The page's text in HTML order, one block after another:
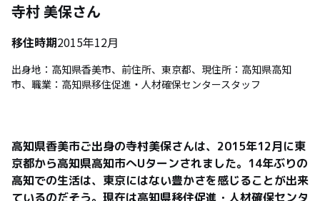
寺村 美保さん
移住時期2015年12月
出身地：高知県香美市、前住所、東京都、現住所：高知県高知
市、職業：高知県移住促進・人材確保センタースタッフ
高知県香美市ご出身の寺村美保さんは、2015年12月に東
京都から高知県高知市へUターンされました。14年ぶりの
高知での生活は、東京にはない豊かさを感じることが出来
ているのだそう。現在は高知県移住促進・人材確保センタ